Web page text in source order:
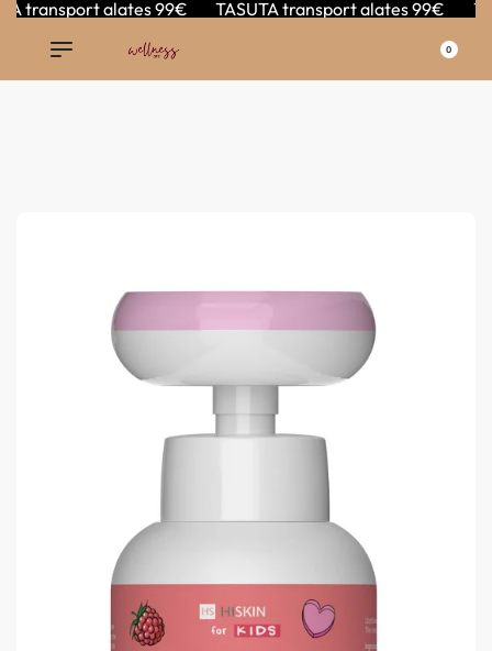
transport alates 99€ TASUTA transport alates 99€
0